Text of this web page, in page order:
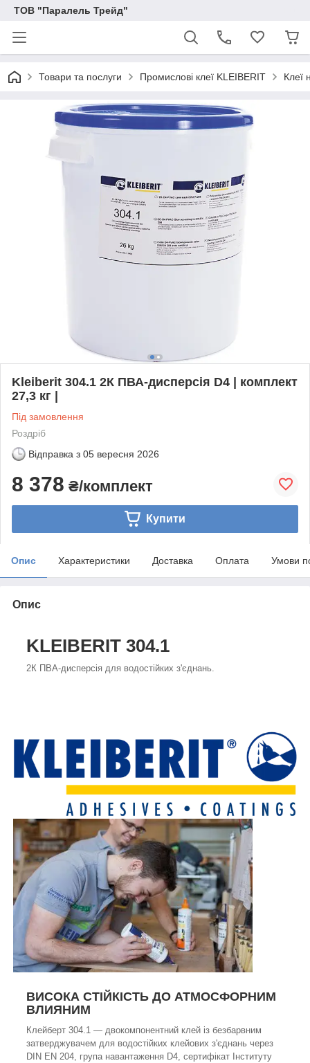
ТОВ "Паралель Трейд"
Товари та послуги Промислові клеї KLEIBERIT Клеї
Kleiberit 304.1 2К ПВА-дисперсія D4 | комплект
27,3 кг |
Під замовлення
Роздріб
Відправка з 05 вересня 2026
8 378 ₴/комплект
Купити
Опис Характеристики Доставка Оплата Умови
Опис
KLEIBERIT 304.1
2К ПВА-дисперсія для водостійких з'єднань.
ВИСОКА СТІЙКІСТЬ ДО АТМОСФОРНИМ
ВЛИЯНИМ
Клейберт 304.1 — двокомпонентний клей із безбарвним
затверджувачем для водостійких клейових з'єднань через
DIN EN 204, група навантаження D4, сертифікат Інституту